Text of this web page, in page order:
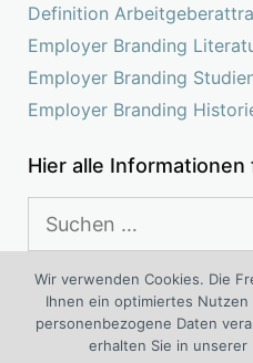
Definition
Employer Branding
Employer Branding
Employer Branding
Hier alle Informationen
nach:
Das Kompetenz Center
interdisziplinäres Projekt von
Wir verwenden Cookies. Die
Ihnen ein optimiertes
personenbezogene Daten
erhalten Sie in